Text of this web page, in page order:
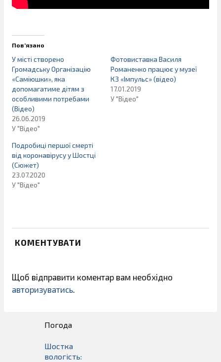
Пов’язано
У місті створено
Громадську Організацію
«Саміюшки», яка
допомагатиме дітям з
особливими потребами
(Відео)
26.06.2019
У "Відео"
Фотовиставка Василя
Романенко працює у музеї
КЗ «Імпульс» (відео)
17.01.2019
У "Відео"
Подробиці першої смерті
від коронавірусу у Шостці
(Сюжет)
23.07.2020
У "Відео"
КОМЕНТУВАТИ
Щоб відправити коментар вам необхідно
авторизуватись.
Погода
Шостка
вологість: